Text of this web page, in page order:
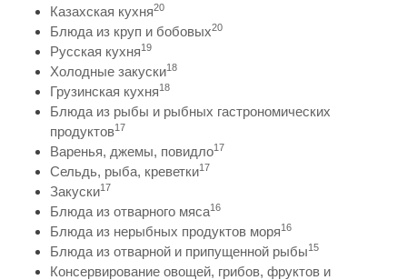
Казахская кухня20
Блюда из круп и бобовых20
Русская кухня19
Холодные закуски18
Грузинская кухня18
Блюда из рыбы и рыбных гастрономических
продуктов17
Варенья, джемы, повидло17
Сельдь, рыба, креветки17
Закуски17
Блюда из отварного мяса16
Блюда из нерыбных продуктов моря16
Блюда из отварной и припущенной рыбы15
Консервирование овощей, грибов, фруктов и